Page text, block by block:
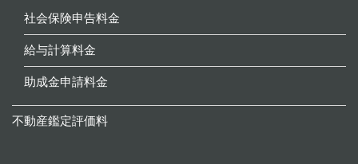
社会保険申告料金
給与計算料金
助成金申請料金
不動産鑑定評価料